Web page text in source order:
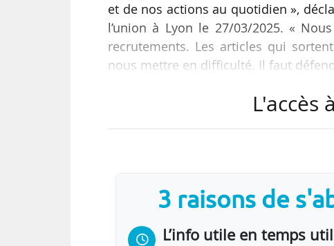
et de nos actions au quotidien »,
l’union à Lyon le 27/03/2025. «
recrutements. Les articles qui
nous mettre en difficulté. Il faut
Il fait référence aux réactions
Joël Cuny salue le dialogue «
L'accès
3 raisons de
L’info utile en temps